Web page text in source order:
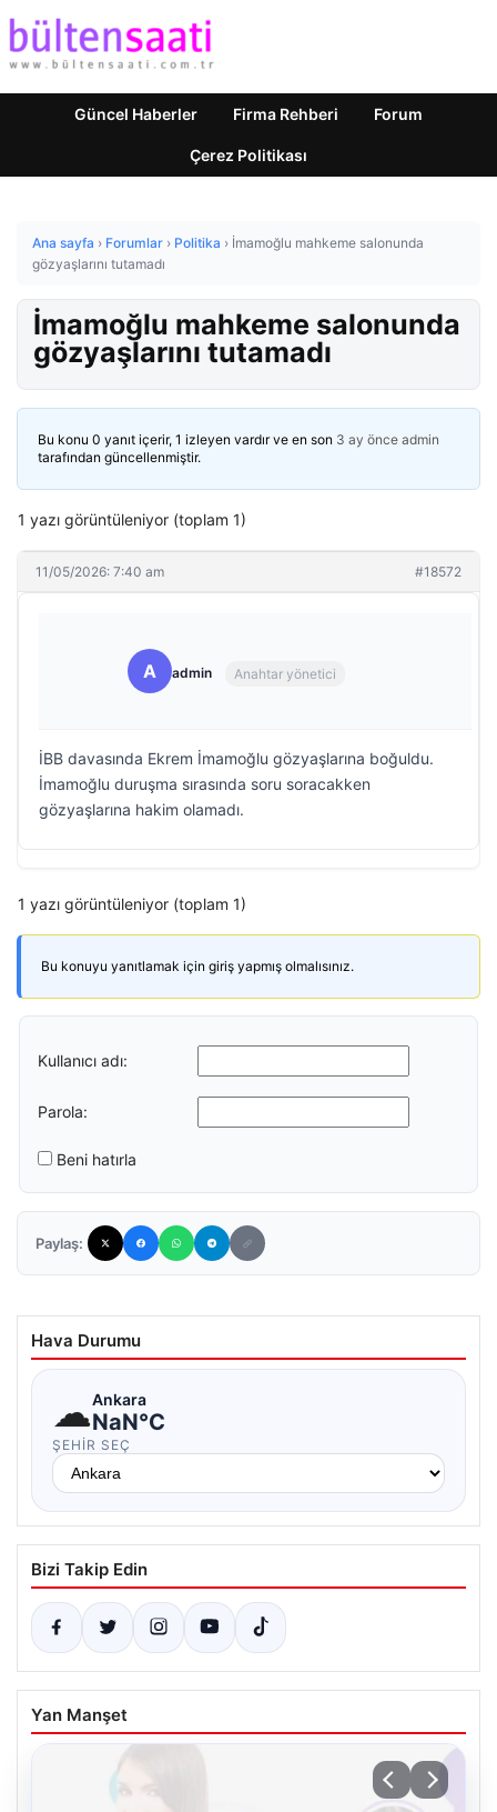
Güncel Haberler Firma Rehberi Forum
Çerez Politikası
Ana sayfa › Forumlar › Politika › İmamoğlu mahkeme salonunda
gözyaşlarını tutamadı
İmamoğlu mahkeme salonunda
gözyaşlarını tutamadı
Bu konu 0 yanıt içerir, 1 izleyen vardır ve en son 3 ay önce admin
tarafından güncellenmiştir.
1 yazı görüntüleniyor (toplam 1)
11/05/2026: 7:40 am #18572
A admin Anahtar yönetici
İBB davasında Ekrem İmamoğlu gözyaşlarına boğuldu.
İmamoğlu duruşma sırasında soru soracakken
gözyaşlarına hakim olamadı.
1 yazı görüntüleniyor (toplam 1)
Bu konuyu yanıtlamak için giriş yapmış olmalısınız.
Kullanıcı adı:
Parola:
Beni hatırla
Paylaş:
Hava Durumu
☁Ankara
NaN°C
ŞEHIR SEÇ
Bizi Takip Edin
Yan Manşet